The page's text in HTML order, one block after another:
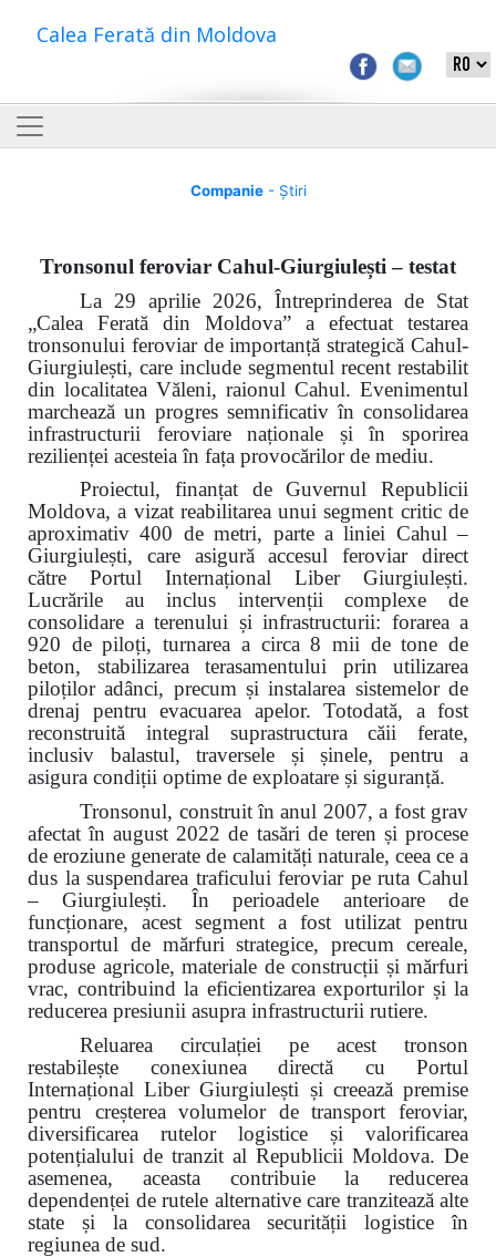
Calea Ferată din Moldova
Companie- Știri
Tronsonul feroviar Cahul-Giurgiulești – testat
La 29 aprilie 2026, Întreprinderea de Stat
„Calea Ferată din Moldova” a efectuat testarea
tronsonului feroviar de importanță strategică Cahul-
Giurgiulești, care include segmentul recent restabilit
din localitatea Văleni, raionul Cahul. Evenimentul
marchează un progres semnificativ în consolidarea
infrastructurii feroviare naționale și în sporirea
rezilienței acesteia în fața provocărilor de mediu.
Proiectul, finanțat de Guvernul Republicii
Moldova, a vizat reabilitarea unui segment critic de
aproximativ 400 de metri, parte a liniei Cahul –
Giurgiulești, care asigură accesul feroviar direct
către Portul Internațional Liber Giurgiulești.
Lucrările au inclus intervenții complexe de
consolidare a terenului și infrastructurii: forarea a
920 de piloți, turnarea a circa 8 mii de tone de
beton, stabilizarea terasamentului prin utilizarea
piloților adânci, precum și instalarea sistemelor de
drenaj pentru evacuarea apelor. Totodată, a fost
reconstruită integral suprastructura căii ferate,
inclusiv balastul, traversele și șinele, pentru a
asigura condiții optime de exploatare și siguranță.
Tronsonul, construit în anul 2007, a fost grav
afectat în august 2022 de tasări de teren și procese
de eroziune generate de calamități naturale, ceea ce a
dus la suspendarea traficului feroviar pe ruta Cahul
– Giurgiulești. În perioadele anterioare de
funcționare, acest segment a fost utilizat pentru
transportul de mărfuri strategice, precum cereale,
produse agricole, materiale de construcții și mărfuri
vrac, contribuind la eficientizarea exporturilor și la
reducerea presiunii asupra infrastructurii rutiere.
Reluarea circulației pe acest tronson
restabilește conexiunea directă cu Portul
Internațional Liber Giurgiulești și creează premise
pentru creșterea volumelor de transport feroviar,
diversificarea rutelor logistice și valorificarea
potențialului de tranzit al Republicii Moldova. De
asemenea, aceasta contribuie la reducerea
dependenței de rutele alternative care tranzitează alte
state și la consolidarea securității logistice în
regiunea de sud.